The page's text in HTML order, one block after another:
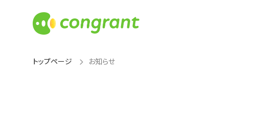
トップページ お知らせ